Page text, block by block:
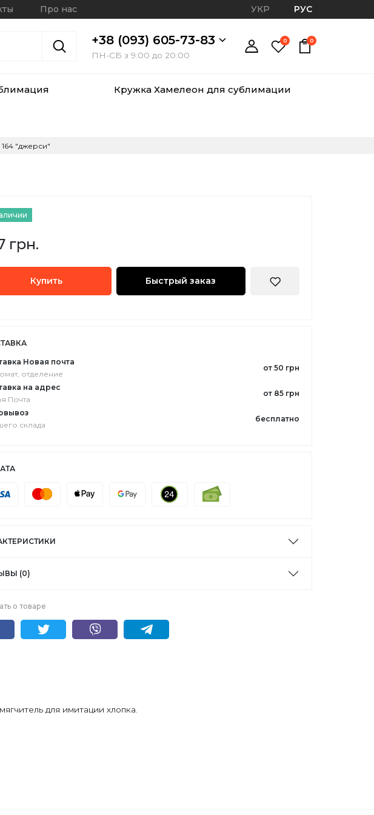
Про нас УКР РУС
+38 (093) 605-73-83
ПН-СБ з 9:00 до 20:00
0 0
Кружка Хамелеон для сублимации
"джерси"
грн.
Купить Быстрый заказ
Новая почта
отделение
от 50 грн
на адрес
Почта
от 85 грн
склада
бесплатно
(0)
о товаре
для имитации хлопка.